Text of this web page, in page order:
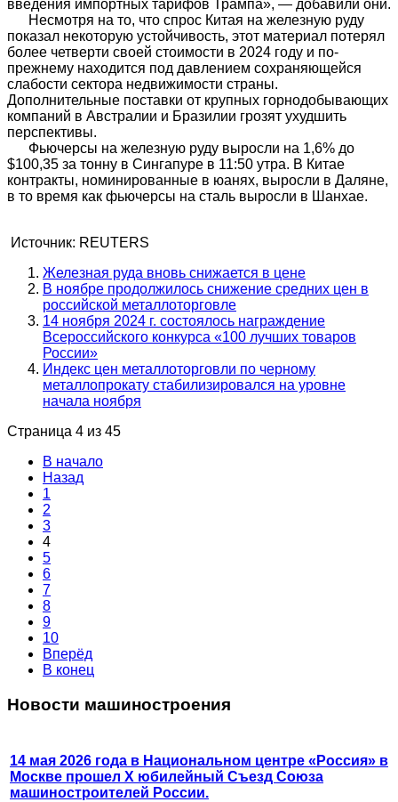
введения импортных тарифов Трампа», — добавили они.
Несмотря на то, что спрос Китая на железную руду
показал некоторую устойчивость, этот материал потерял
более четверти своей стоимости в 2024 году и по-
прежнему находится под давлением сохраняющейся
слабости сектора недвижимости страны.
Дополнительные поставки от крупных горнодобывающих
компаний в Австралии и Бразилии грозят ухудшить
перспективы.
Фьючерсы на железную руду выросли на 1,6% до
$100,35 за тонну в Сингапуре в 11:50 утра. В Китае
контракты, номинированные в юанях, выросли в Даляне,
в то время как фьючерсы на сталь выросли в Шанхае.
Источник: REUTERS
Железная руда вновь снижается в цене
В ноябре продолжилось снижение средних цен в
российской металлоторговле
14 ноября 2024 г. состоялось награждение
Всероссийского конкурса «100 лучших товаров
России»
Индекс цен металлоторговли по черному
металлопрокату стабилизировался на уровне
начала ноября
Страница 4 из 45
В начало
Назад
1
2
3
4
5
6
7
8
9
10
Вперёд
В конец
Новости машиностроения
14 мая 2026 года в Национальном центре «Россия» в
Москве прошел X юбилейный Съезд Союза
машиностроителей России.